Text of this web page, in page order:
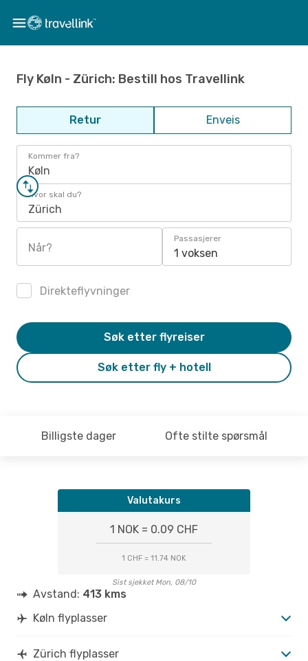
Fly Køln - Zürich: Bestill hos Travellink
Retur Enveis
Kommer fra?
Køln
Hvor skal du?
Zürich
Når?
Passasjerer
1 voksen
Direkteflyvninger
Søk etter fly + hotell
Søk etter flyreiser
Billigste dager Ofte stilte spørsmål
Valutakurs
1 NOK = 0.09 CHF
1 CHF = 11.74 NOK
Sist sjekket Mon, 08/10
Avstand: 413 kms
Køln flyplasser
Zürich flyplasser